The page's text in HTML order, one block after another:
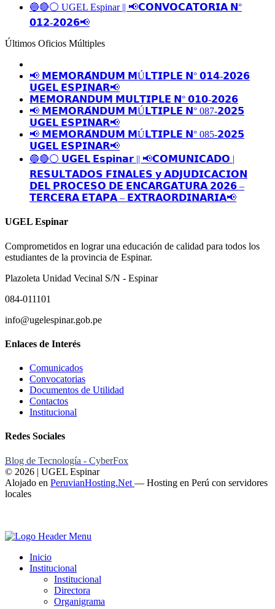
🔵🔴⚪️ UGEL Espinar || 📢𝗖𝗢𝗡𝗩𝗢𝗖𝗔𝗧𝗢𝗥𝗜𝗔 𝗡°
𝟬𝟭𝟮-𝟮𝟬𝟮𝟲📢
Últimos Oficios Múltiples
📢 𝗠𝗘𝗠𝗢𝗥𝗔́𝗡𝗗𝗨𝗠 𝗠Ú𝗟𝗧𝗜𝗣𝗟𝗘 𝗡° 𝟬𝟭𝟰-𝟮𝟬𝟮𝟲
𝗨𝗚𝗘𝗟 𝗘𝗦𝗣𝗜𝗡𝗔𝗥📢
𝗠𝗘𝗠𝗢𝗥𝗔𝗡𝗗𝗨𝗠 𝗠𝗨𝗟𝗧𝗜𝗣𝗟𝗘 𝗡° 𝟬𝟭𝟬-𝟮𝟬𝟮𝟲
📢 𝗠𝗘𝗠𝗢𝗥𝗔́𝗡𝗗𝗨𝗠 𝗠Ú𝗟𝗧𝗜𝗣𝗟𝗘 𝗡° 087-𝟮𝟬𝟮𝟱
𝗨𝗚𝗘𝗟 𝗘𝗦𝗣𝗜𝗡𝗔𝗥📢
📢 𝗠𝗘𝗠𝗢𝗥𝗔́𝗡𝗗𝗨𝗠 𝗠Ú𝗟𝗧𝗜𝗣𝗟𝗘 𝗡° 085-𝟮𝟬𝟮𝟱
𝗨𝗚𝗘𝗟 𝗘𝗦𝗣𝗜𝗡𝗔𝗥📢
🔵🔴⚪️ 𝗨𝗚𝗘𝗟 𝗘𝘀𝗽𝗶𝗻𝗮𝗿 || 📢𝗖𝗢𝗠𝗨𝗡𝗜𝗖𝗔𝗗𝗢 |
𝗥𝗘𝗦𝗨𝗟𝗧𝗔𝗗𝗢𝗦 𝗙𝗜𝗡𝗔𝗟𝗘𝗦 𝘆 𝗔𝗗𝗝𝗨𝗗𝗜𝗖𝗔𝗖𝗜𝗢𝗡
𝗗𝗘𝗟 𝗣𝗥𝗢𝗖𝗘𝗦𝗢 𝗗𝗘 𝗘𝗡𝗖𝗔𝗥𝗚𝗔𝗧𝗨𝗥𝗔 𝟮𝟬𝟮𝟲 –
𝗧𝗘𝗥𝗖𝗘𝗥𝗔 𝗘𝗧𝗔𝗣𝗔 – 𝗘𝗫𝗧𝗥𝗔𝗢𝗥𝗗𝗜𝗡𝗔𝗥𝗜𝗔📢
UGEL Espinar
Comprometidos en lograr una educación de calidad para todos los
estudiantes de la provincia de Espinar.
Plazoleta Unidad Vecinal S/N - Espinar
084-011101
info@ugelespinar.gob.pe
Enlaces de Interés
Comunicados
Convocatorias
Documentos de Utilidad
Contactos
Institucional
Redes Sociales
Blog de Tecnología - CyberFox
© 2026 | UGEL Espinar
Alojado en PeruvianHosting.Net — Hosting en Perú con servidores
locales
Inicio
Institucional
Institucional
Directora
Organigrama